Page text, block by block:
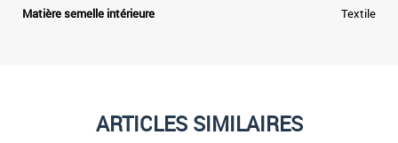
Matière semelle intérieure Textile
ARTICLES SIMILAIRES